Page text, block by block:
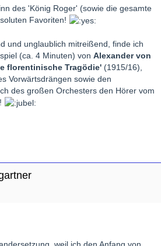
des 'König Roger' (sowie die gesamte
Favoriten!
und unglaublich mitreißend, finde ich
(ca. 4 Minuten) von Alexander von
florentinische Tragödie' (1915/16),
Vorwärtsdrängen sowie den
des großen Orchesters den Hörer vom
weil ich den Anfang von